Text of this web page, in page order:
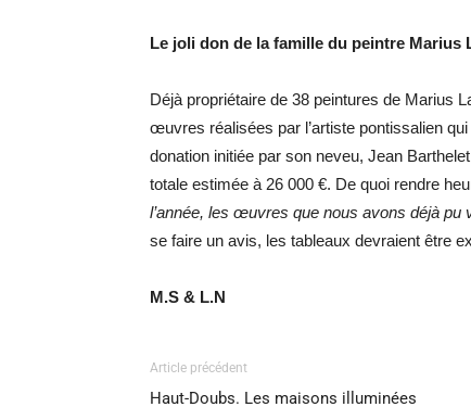
Le joli don de la famille du peintre Marius
Déjà propriétaire de 38 peintures de Marius
œuvres réalisées par l’artiste pontissalien
donation initiée par son neveu, Jean
totale estimée à 26 000 €. De quoi rendre
l’année, les œuvres que nous avons déjà pu
se faire un avis, les tableaux devraient être
M.S & L.N
Article précédent
Haut-Doubs. Les maisons illuminées